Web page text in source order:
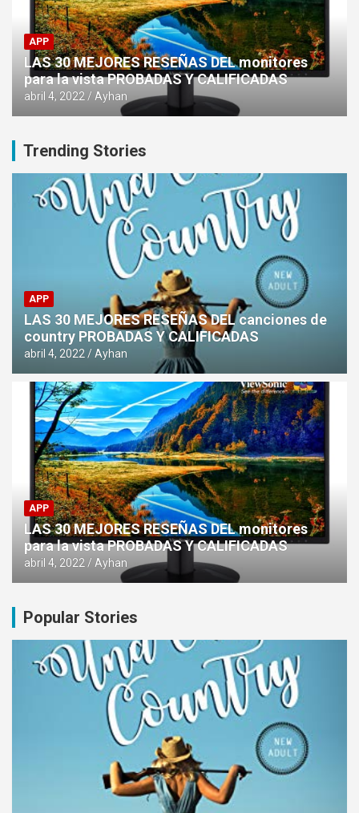
APP
LAS 30 MEJORES RESEÑAS DEL monitores
para la vista PROBADAS Y CALIFICADAS
abril 4, 2022 Ayhan
Trending Stories
APP
LAS 30 MEJORES RESEÑAS DEL canciones de
country PROBADAS Y CALIFICADAS
abril 4, 2022 Ayhan
APP
LAS 30 MEJORES RESEÑAS DEL monitores
para la vista PROBADAS Y CALIFICADAS
abril 4, 2022 Ayhan
Popular Stories